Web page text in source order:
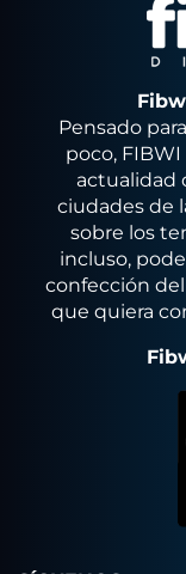
Pensado
poco,
actualidad
ciudades de
sobre los
incluso,
confección
que quiera